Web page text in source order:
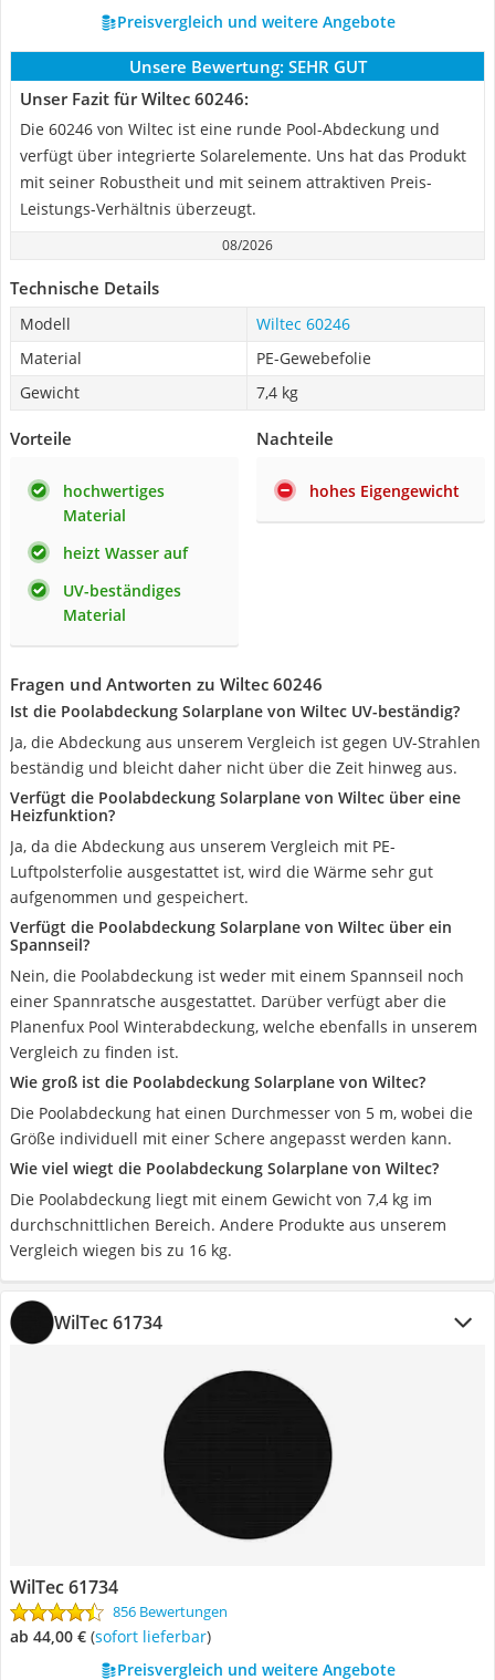
Preisvergleich und weitere Angebote
Unsere Bewertung: SEHR GUT
Unser Fazit für Wiltec 60246:
Die 60246 von Wiltec ist eine runde Pool-Abdeckung und
verfügt über integrierte Solarelemente. Uns hat das Produkt
mit seiner Robustheit und mit seinem attraktiven Preis-
Leistungs-Verhältnis überzeugt.
08/2026
Technische Details
Modell
Wiltec 60246
Material
PE-Gewebefolie
Gewicht
7,4 kg
Vorteile
hochwertiges
Material
heizt Wasser auf
UV-beständiges
Material
Nachteile
hohes Eigengewicht
Fragen und Antworten zu Wiltec 60246
Ist die Poolabdeckung Solarplane von Wiltec UV-beständig?
Ja, die Abdeckung aus unserem Vergleich ist gegen UV-Strahlen
beständig und bleicht daher nicht über die Zeit hinweg aus.
Verfügt die Poolabdeckung Solarplane von Wiltec über eine
Heizfunktion?
Ja, da die Abdeckung aus unserem Vergleich mit PE-
Luftpolsterfolie ausgestattet ist, wird die Wärme sehr gut
aufgenommen und gespeichert.
Verfügt die Poolabdeckung Solarplane von Wiltec über ein
Spannseil?
Nein, die Poolabdeckung ist weder mit einem Spannseil noch
einer Spannratsche ausgestattet. Darüber verfügt aber die
Planenfux Pool Winterabdeckung, welche ebenfalls in unserem
Vergleich zu finden ist.
Wie groß ist die Poolabdeckung Solarplane von Wiltec?
Die Poolabdeckung hat einen Durchmesser von 5 m, wobei die
Größe individuell mit einer Schere angepasst werden kann.
Wie viel wiegt die Poolabdeckung Solarplane von Wiltec?
Die Poolabdeckung liegt mit einem Gewicht von 7,4 kg im
durchschnittlichen Bereich. Andere Produkte aus unserem
Vergleich wiegen bis zu 16 kg.
WilTec 61734
WilTec 61734
856 Bewertungen
ab 44,00 € ( Sofort lieferbar)
Preisvergleich und weitere Angebote